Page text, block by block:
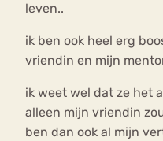
leven..
ik ben ook heel erg
vriendin en mijn
ik weet wel dat ze het
alleen mijn vriendin
ben dan ook al mijn